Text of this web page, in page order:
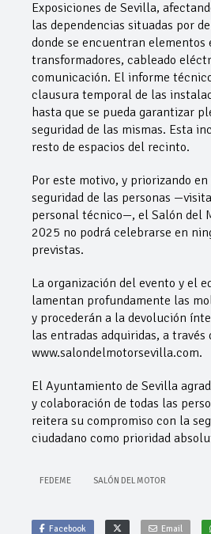
Exposiciones de Sevilla,
las dependencias situadas por
donde se encuentran elementos
transformadores, cableado
comunicación. El informe
clausura temporal de las
hasta que se pueda garantizar
seguridad de las mismas. Esta
resto de espacios del recinto.
Por este motivo, y priorizando
seguridad de las personas
personal técnico—, el Salón del
2025 no podrá celebrarse en
previstas.
La organización del evento y el
lamentan profundamente las
y procederán a la devolución
las entradas adquiridas, a
www.salondelmotorsevilla.com.
El Ayuntamiento de Sevilla
y colaboración de todas las
reitera su compromiso con la
ciudadano como prioridad
FEDEME SALÓN DEL MOTOR
Facebook Email